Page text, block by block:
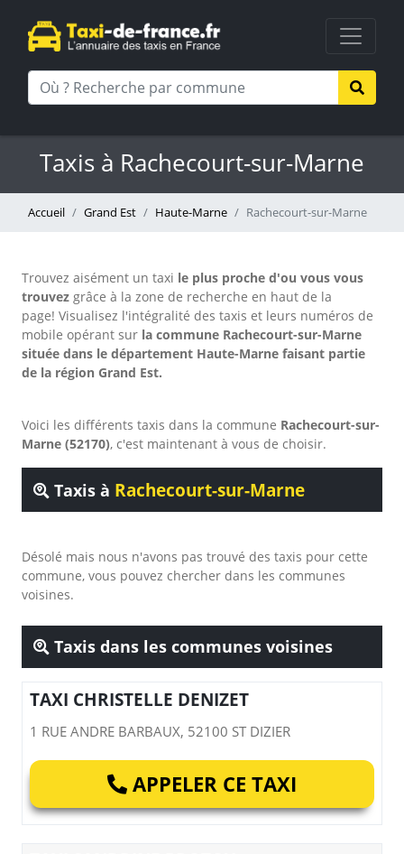
Taxis à Rachecourt-sur-Marne
Accueil Grand Est Haute-Marne Rachecourt-sur-Marne
Trouvez aisément un taxi le plus proche d'ou vous vous
trouvez grâce à la zone de recherche en haut de la
page! Visualisez l'intégralité des taxis et leurs numéros de
mobile opérant sur la commune Rachecourt-sur-Marne
située dans le département Haute-Marne faisant partie
de la région Grand Est.
Voici les différents taxis dans la commune Rachecourt-sur-
Marne (52170), c'est maintenant à vous de choisir.
Taxis à Rachecourt-sur-Marne
Désolé mais nous n'avons pas trouvé des taxis pour cette
commune, vous pouvez chercher dans les communes
voisines.
Taxis dans les communes voisines
TAXI CHRISTELLE DENIZET
1 RUE ANDRE BARBAUX, 52100 ST DIZIER
APPELER CE TAXI